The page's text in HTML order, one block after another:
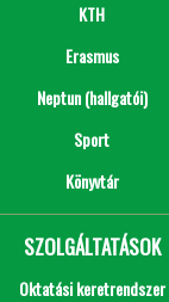
KTH
Erasmus
Neptun (hallgatói)
Sport
Könyvtár
SZOLGÁLTATÁSOK
Oktatási keretrendszer